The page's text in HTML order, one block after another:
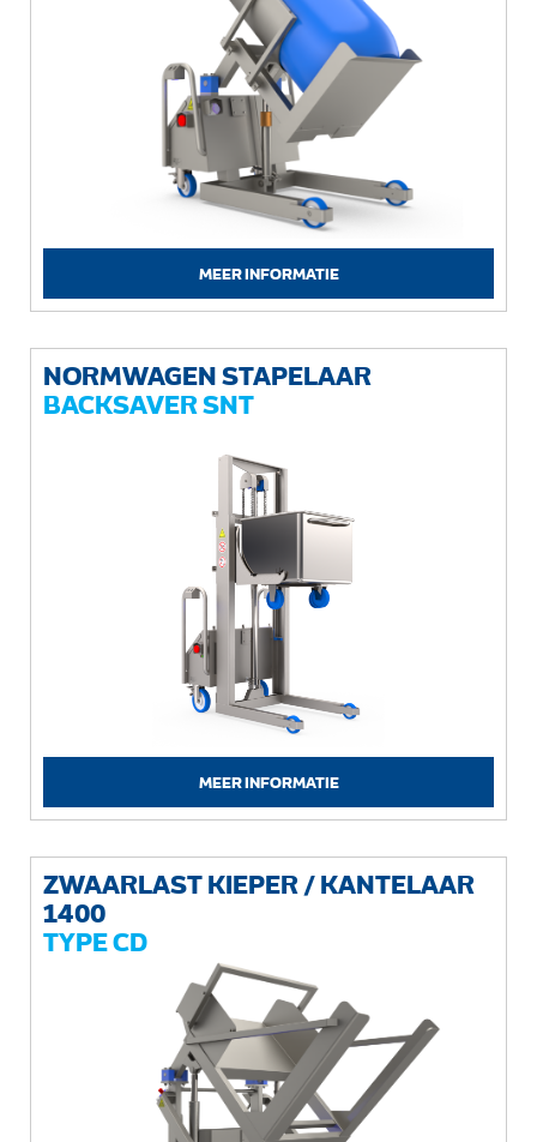
MEER INFORMATIE
NORMWAGEN STAPELAAR
BACKSAVER SNT
MEER INFORMATIE
ZWAARLAST KIEPER / KANTELAAR
1400
TYPE CD